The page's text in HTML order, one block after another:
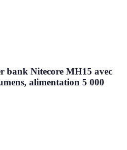
bank Nitecore MH15 avec
alimentation 5 000